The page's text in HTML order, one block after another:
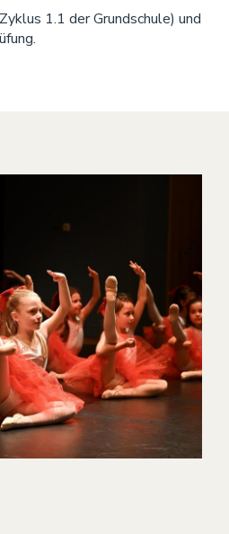
1.1 der Grundschule) und